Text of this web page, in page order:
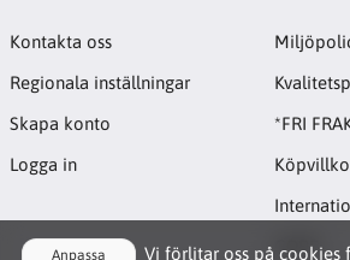
Anpassa Vi förlitar oss på cookies
Kontakta oss
Regionala inställningar
Skapa konto
Logga in
*FRI
GDPR